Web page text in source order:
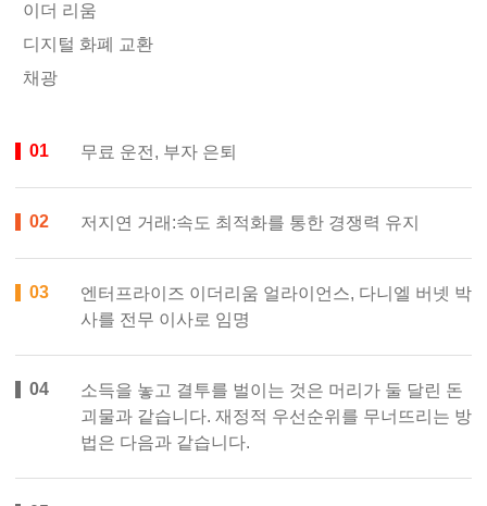
이더 리움
디지털 화폐 교환
채광
무료 운전, 부자 은퇴
저지연 거래:속도 최적화를 통한 경쟁력 유지
엔터프라이즈 이더리움 얼라이언스, 다니엘 버넷 박
사를 전무 이사로 임명
소득을 놓고 결투를 벌이는 것은 머리가 둘 달린 돈
괴물과 같습니다. 재정적 우선순위를 무너뜨리는 방
법은 다음과 같습니다.